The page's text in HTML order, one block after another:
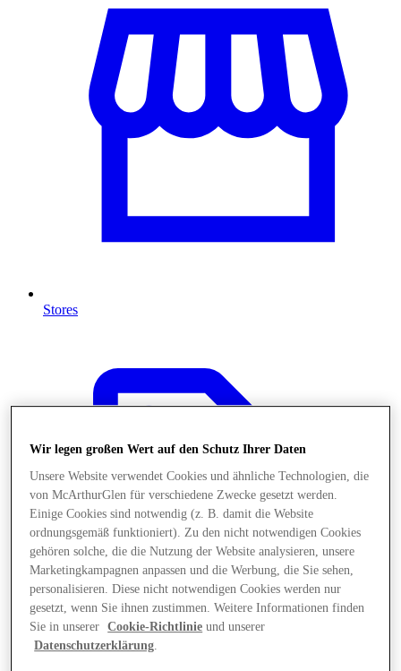
Stores
Wir legen großen Wert auf den Schutz Ihrer Daten
Unsere Website verwendet Cookies und ähnliche Technologien, die
von McArthurGlen für verschiedene Zwecke gesetzt werden.
Einige Cookies sind notwendig (z. B. damit die Website
ordnungsgemäß funktioniert). Zu den nicht notwendigen Cookies
gehören solche, die die Nutzung der Website analysieren, unsere
Marketingkampagnen anpassen und die Werbung, die Sie sehen,
personalisieren. Diese nicht notwendigen Cookies werden nur
gesetzt, wenn Sie ihnen zustimmen. Weitere Informationen finden
Sie in unserer
Cookie-Richtlinie und unserer
Datenschutzerklärung.